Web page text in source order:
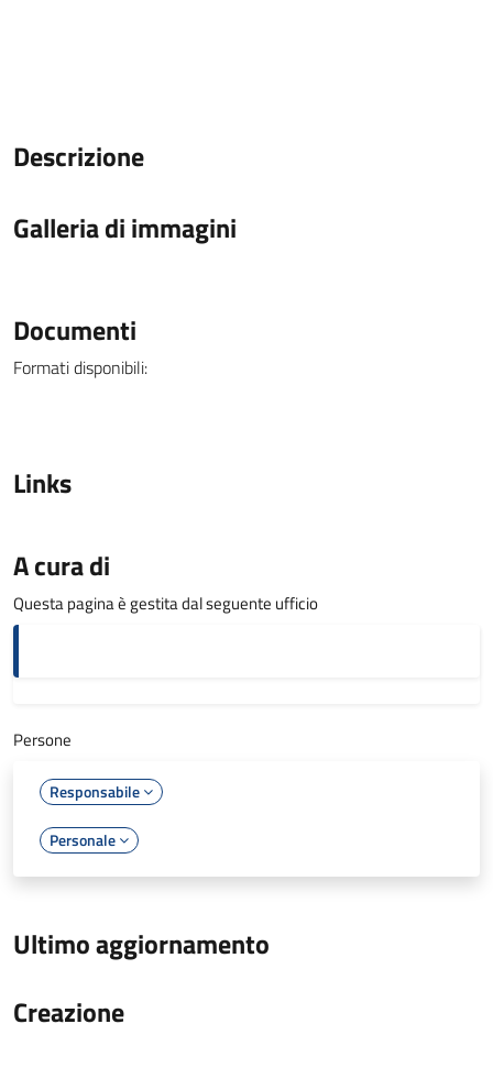
Descrizione
Galleria di immagini
Documenti
Formati disponibili:
Links
A cura di
Questa pagina è gestita dal seguente ufficio
Persone
Responsabile
Personale
Ultimo aggiornamento
Creazione